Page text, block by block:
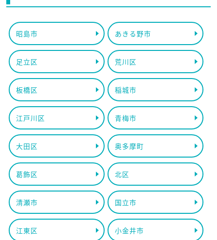
昭島市 あきる野市
足立区 荒川区
板橋区 稲城市
江戸川区 青梅市
大田区 奥多摩町
葛飾区 北区
清瀬市 国立市
江東区 小金井市